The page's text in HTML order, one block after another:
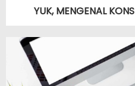
YUK, MENGENAL